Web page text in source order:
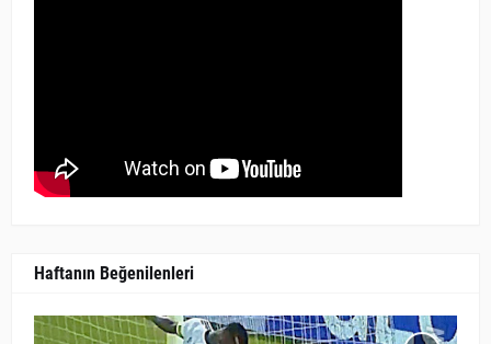
Haftanın Beğenilenleri